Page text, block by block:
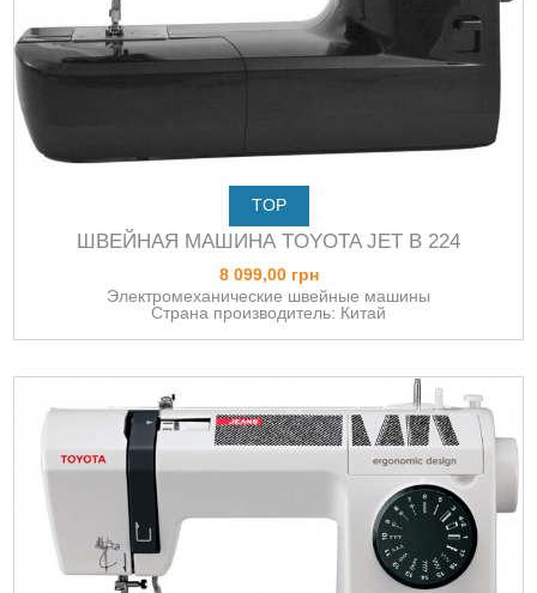
TOP
ШВЕЙНАЯ МАШИНА TOYOTA JET B 224
8 099,00 грн
Электромеханические швейные машины
Страна производитель: Китай